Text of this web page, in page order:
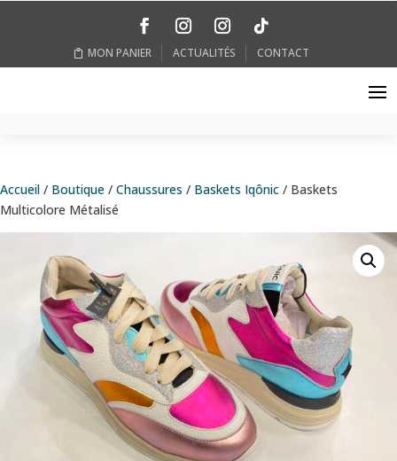
MON PANIER ACTUALITÉS CONTACT
Accueil / Boutique / Chaussures / Baskets Iqônic / Baskets
Multicolore Métalisé